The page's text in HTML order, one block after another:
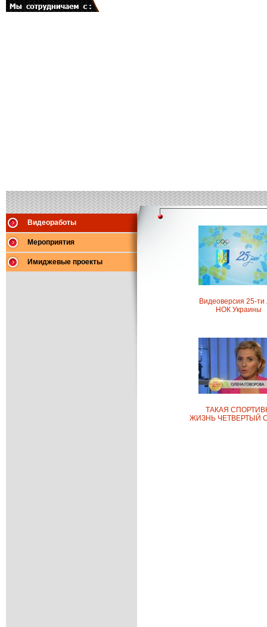
Видеоработы
Мероприятия
Имиджевые проекты
Видеоверсия 25-ти
НОК Украины
ТАКАЯ
ЖИЗНЬ ЧЕТВЕРТЫЙ